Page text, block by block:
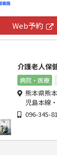
Web予約
介護老人保
病院・医療
熊本県熊
児島本線
096-345-